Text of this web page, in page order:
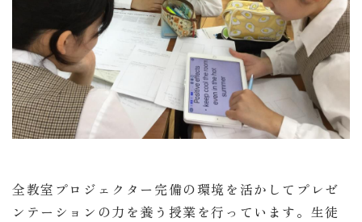
全教室プロジェクター完備の環境を活かしてプレゼ
ンテーションの力を養う授業を行っています。生徒